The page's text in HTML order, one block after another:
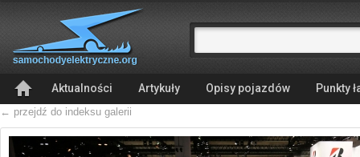
Aktualności Artykuły Opisy pojazdów Punkty
← przejdź do indeksu galerii